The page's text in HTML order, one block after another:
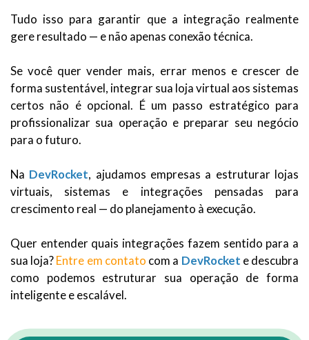
Tudo isso para garantir que a integração realmente
gere resultado — e não apenas conexão técnica.
Se você quer vender mais, errar menos e crescer de
forma sustentável, integrar sua loja virtual aos sistemas
certos não é opcional. É um passo estratégico para
profissionalizar sua operação e preparar seu negócio
para o futuro.
Na DevRocket, ajudamos empresas a estruturar lojas
virtuais, sistemas e integrações pensadas para
crescimento real — do planejamento à execução.
Quer entender quais integrações fazem sentido para a
sua loja?Entre em contato com a DevRocket e descubra
como podemos estruturar sua operação de forma
inteligente e escalável.